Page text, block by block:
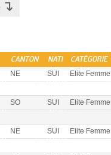
↴
CANTON NATI CATÉGORIE
NE SUI Elite Femme
SO SUI Elite Femme
NE SUI Elite Femme